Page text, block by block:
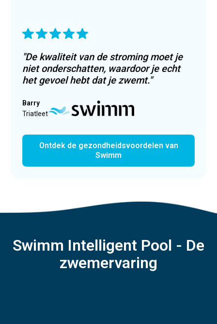
"De kwaliteit van de stroming moet je
niet onderschatten, waardoor je echt
het gevoel hebt dat je zwemt."
Barry
Triatleet
Ontdek de gezondheidsvoordelen van
Swimm
Swimm Intelligent Pool - De
zwemervaring